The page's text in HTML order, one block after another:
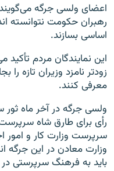
اعضای ولسی جرگه
رهبران حکومت نتوانسته
اساسی بسازند.
این نمایندگان مردم
زودتر نامزد وزیران تازه
معرفی کنند.
ولسی جرگه در آخر ماه
رأی برای طارق شاه
سرپرست وزارت کار و
وزارت معادن در این جرگه
باید به فرهنگ سرپرستی